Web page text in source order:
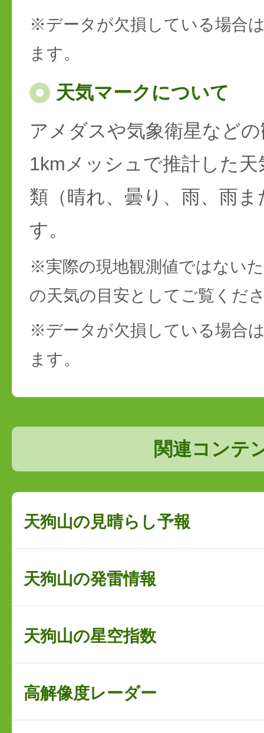
※データが欠損している場合
ます。
天気マークについて
アメダスや気象衛星など
1kmメッシュで推計した
類（晴れ、曇り、雨、雨
す。
※実際の現地観測値ではない
の天気の目安としてご覧くだ
※データが欠損している場合
ます。
関連コンテ
天狗山の見晴らし予報
天狗山の発雷情報
天狗山の星空指数
高解像度レーダー